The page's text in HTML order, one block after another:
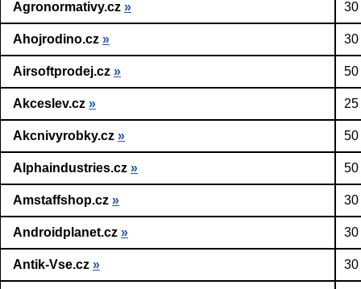
Agronormativy.cz » 30
Ahojrodino.cz » 30
Airsoftprodej.cz » 50
Akceslev.cz »
Akcnivyrobky.cz » 50
Alphaindustries.cz » 50
Amstaffshop.cz » 30
Androidplanet.cz » 30
Antik-Vse.cz » 30